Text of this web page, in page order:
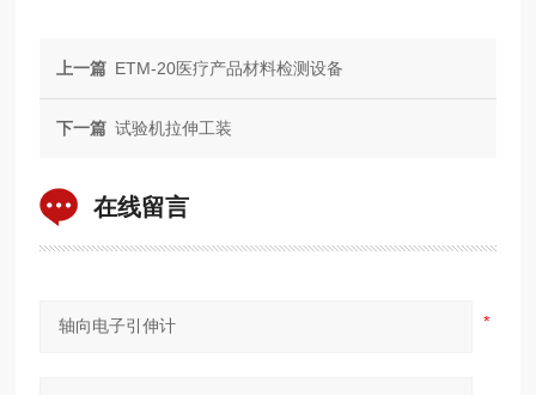
上一篇 ETM-20医疗产品材料检测设备
下一篇 试验机拉伸工装
在线留言